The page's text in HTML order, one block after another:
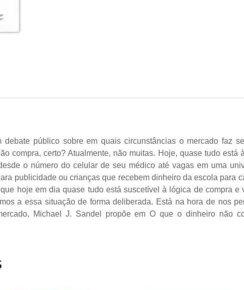
público sobre em quais circunstâncias o mercado faz
compra, certo? Atualmente, não muitas. Hoje, quase tudo está
o número do celular de seu médico até vagas em uma
publicidade ou crianças que recebem dinheiro da escola para
hoje em dia quase tudo está suscetível à lógica de compra e
a essa situação de forma deliberada. Está na hora de nos
Michael J. Sandel propõe em O que o dinheiro não